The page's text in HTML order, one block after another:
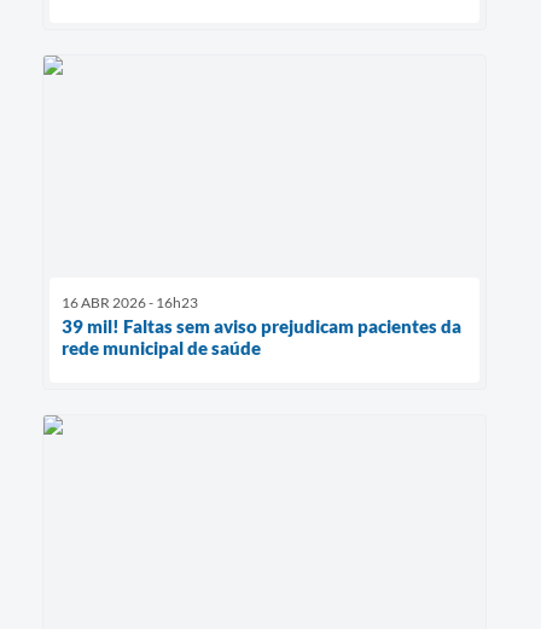
16 ABR 2026 - 16h23
39 mil! Faltas sem aviso prejudicam pacientes da
rede municipal de saúde